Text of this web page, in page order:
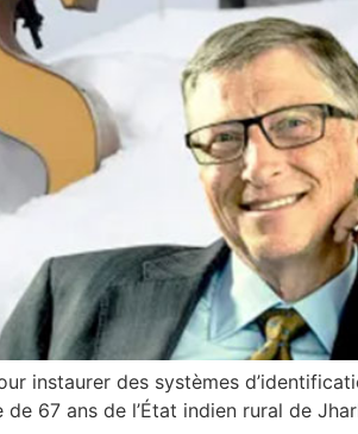
instaurer des systèmes
67 ans de l’État indien rural de